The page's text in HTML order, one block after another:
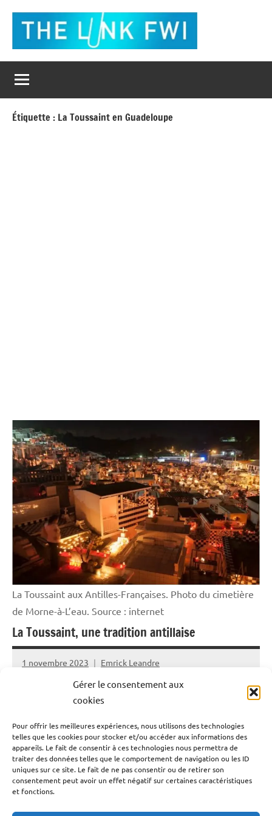
Gérer le consentement aux
cookies
Pour offrir les meilleures expériences, nous utilisons des technologies
telles que les cookies pour stocker et/ou accéder aux informations des
appareils. Le fait de consentir à ces technologies nous permettra de
traiter des données telles que le comportement de navigation ou les ID
uniques sur ce site. Le fait de ne pas consentir ou de retirer son
consentement peut avoir un effet négatif sur certaines caractéristiques
et fonctions.
contenu
The
Link
Fwi
un
clic
Étiquette : La Toussaint en Guadeloupe
La Toussaint aux Antilles-Françaises. Photo du cimetière
de Morne-à-L’eau. Source : internet
La Toussaint, une tradition antillaise
1 novembre 2023 Emrick Leandre
La Guadeloupe et la Martinique, terre de religion mais
d’honorer les défunts et de se souvenir des bons
moments passés avec eux. Mais, rien à voir avec les rites
pratiqués dans l’Hexagone, qui veulent que la Toussaint
soit un moment de tristesse. Aux Antilles, la mort est
prise sous son aspect le plus positif.